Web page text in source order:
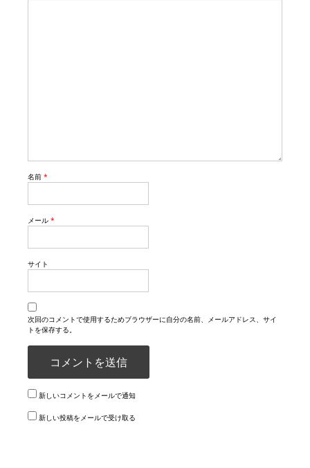
名前 *
メール *
サイト
次回のコメントで使用するためブラウザーに自分の名前、メールアドレス、サイ
トを保存する。
新しいコメントをメールで通知
新しい投稿をメールで受け取る